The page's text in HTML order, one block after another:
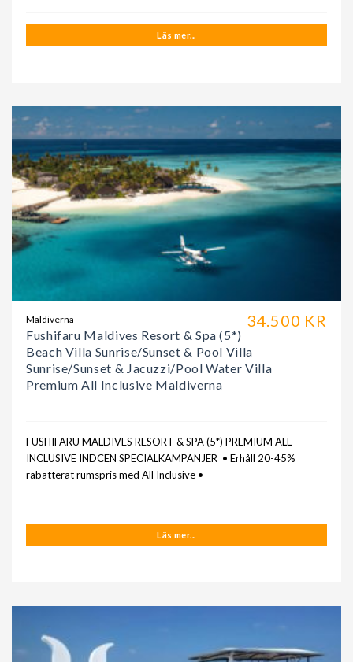
Läs mer...
34.500 KR
Maldiverna
Fushifaru Maldives Resort & Spa (5*)
Beach Villa Sunrise/Sunset & Pool Villa
Sunrise/Sunset & Jacuzzi/Pool Water Villa
Premium All Inclusive Maldiverna
FUSHIFARU MALDIVES RESORT & SPA (5*) PREMIUM ALL
INCLUSIVE INDCEN SPECIALKAMPANJER • Erhåll 20-45%
rabatterat rumspris med All Inclusive •
Läs mer...